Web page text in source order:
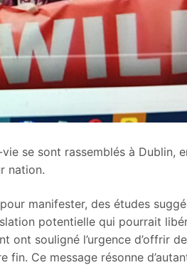
se sont rassemblés à Dublin,
nation.
manifester, des études
potentielle qui pourrait
ont souligné l’urgence d’offrir
Ce message résonne